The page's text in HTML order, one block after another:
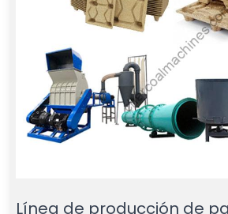
Línea de producción de